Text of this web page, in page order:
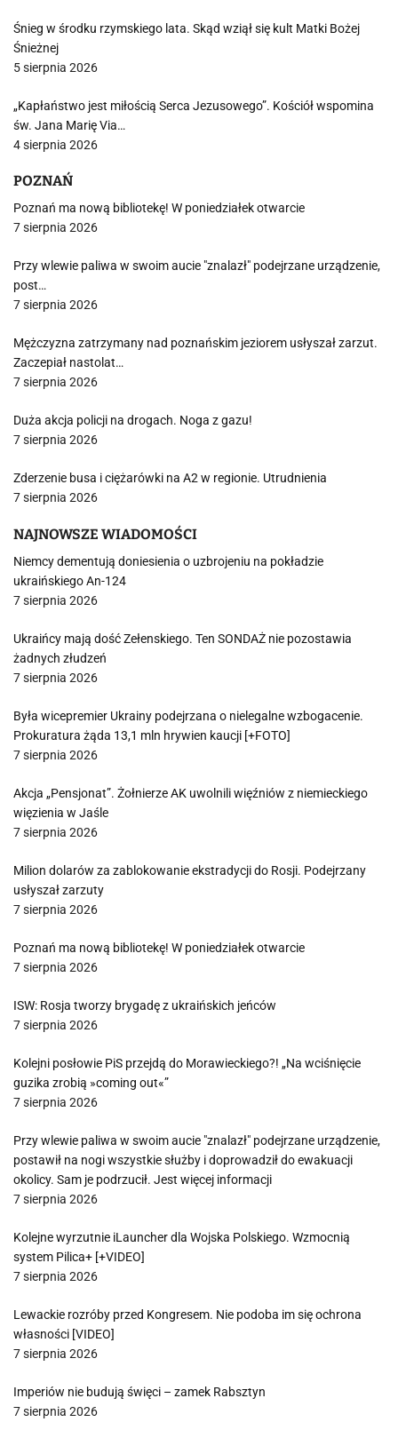
Śnieg w środku rzymskiego lata. Skąd wziął się kult Matki Bożej
Śnieżnej
5 sierpnia 2026
„Kapłaństwo jest miłością Serca Jezusowego”. Kościół wspomina
św. Jana Marię Via…
4 sierpnia 2026
POZNAŃ
Poznań ma nową bibliotekę! W poniedziałek otwarcie
7 sierpnia 2026
Przy wlewie paliwa w swoim aucie "znalazł" podejrzane urządzenie,
post…
7 sierpnia 2026
Mężczyzna zatrzymany nad poznańskim jeziorem usłyszał zarzut.
Zaczepiał nastolat…
7 sierpnia 2026
Duża akcja policji na drogach. Noga z gazu!
7 sierpnia 2026
Zderzenie busa i ciężarówki na A2 w regionie. Utrudnienia
7 sierpnia 2026
NAJNOWSZE WIADOMOŚCI
Niemcy dementują doniesienia o uzbrojeniu na pokładzie
ukraińskiego An-124
7 sierpnia 2026
Ukraińcy mają dość Zełenskiego. Ten SONDAŻ nie pozostawia
żadnych złudzeń
7 sierpnia 2026
Była wicepremier Ukrainy podejrzana o nielegalne wzbogacenie.
Prokuratura żąda 13,1 mln hrywien kaucji [+FOTO]
7 sierpnia 2026
Akcja „Pensjonat”. Żołnierze AK uwolnili więźniów z niemieckiego
więzienia w Jaśle
7 sierpnia 2026
Milion dolarów za zablokowanie ekstradycji do Rosji. Podejrzany
usłyszał zarzuty
7 sierpnia 2026
Poznań ma nową bibliotekę! W poniedziałek otwarcie
7 sierpnia 2026
ISW: Rosja tworzy brygadę z ukraińskich jeńców
7 sierpnia 2026
Kolejni posłowie PiS przejdą do Morawieckiego?! „Na wciśnięcie
guzika zrobią »coming out«”
7 sierpnia 2026
Przy wlewie paliwa w swoim aucie "znalazł" podejrzane urządzenie,
postawił na nogi wszystkie służby i doprowadził do ewakuacji
okolicy. Sam je podrzucił. Jest więcej informacji
7 sierpnia 2026
Kolejne wyrzutnie iLauncher dla Wojska Polskiego. Wzmocnią
system Pilica+ [+VIDEO]
7 sierpnia 2026
Lewackie rozróby przed Kongresem. Nie podoba im się ochrona
własności [VIDEO]
7 sierpnia 2026
Imperiów nie budują święci – zamek Rabsztyn
7 sierpnia 2026